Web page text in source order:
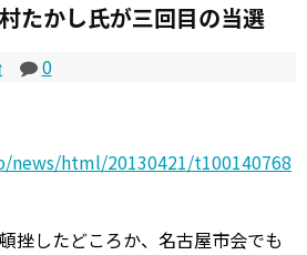
たかし氏が三回目の当選
0
html/20130421/t100140768
挫したどころか、名古屋市会でも